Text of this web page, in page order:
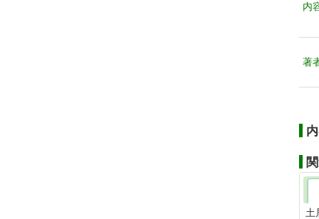
内
著
土